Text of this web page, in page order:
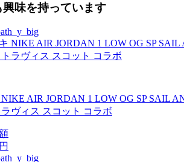
興味を持っています
AIR JORDAN 1 LOW OG SP SAIL
ヴィス スコット コラボ
円